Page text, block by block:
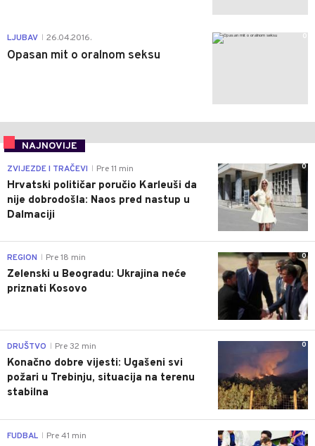
LJUBAV 26.04.2016.
Opasan mit o oralnom seksu
0
NAJNOVIJE
0
ZVIJEZDE I TRAČEVI Pre 11 min
Hrvatski političar poručio Karleuši da
nije dobrodošla: Naos pred nastup u
Dalmaciji
0
REGION Pre 18 min
Zelenski u Beogradu: Ukrajina neće
priznati Kosovo
0
DRUŠTVO Pre 32 min
Konačno dobre vijesti: Ugašeni svi
požari u Trebinju, situacija na terenu
stabilna
0
FUDBAL Pre 41 min